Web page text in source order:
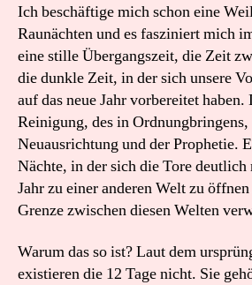
Ich beschäftige mich schon eine
Raunächten und es fasziniert mich
eine stille Übergangszeit, die Zeit
die dunkle Zeit, in der sich unsere
auf das neue Jahr vorbereitet
Reinigung, des in
Neuausrichtung und der Prophetie.
Nächte, in der sich die Tore deutlich
Jahr zu einer anderen Welt zu
Grenze zwischen diesen Welten
Warum das so ist? Laut dem
existieren die 12 Tage nicht. Sie